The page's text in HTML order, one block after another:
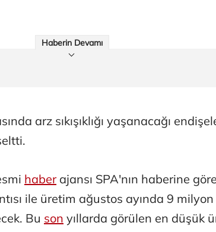
Haberin Devamı
arz sıkışıklığı yaşanacağı
haberajansı SPA'nın haberine göre
ile üretim ağustos ayında 9 milyon
Bu son yıllarda görülen en düşük